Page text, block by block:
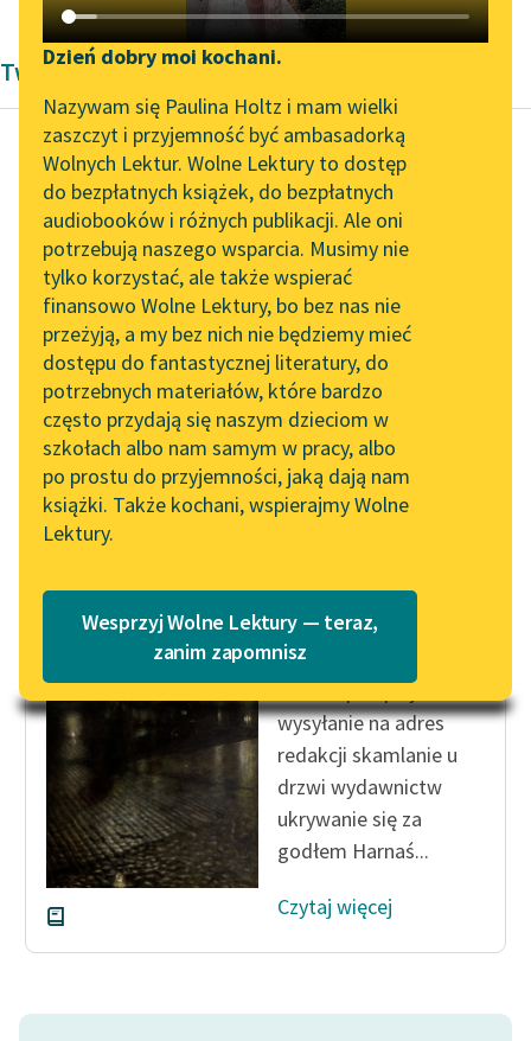
Katalog DAISY
Podkasty o książkach
Zgłoś brak utworu
Aktualności
„Prokurator Alicja Horn”
do słuchania
Byliśmy częścią AI Impact
Lab
Zapraszamy na spotkanie
online z tłumaczkami
literatury skandynawskiej
Spotkanie z Katarzyną
Tunkiel w Oslo
102. lata temu zmarł
Joseph Conrad
Lektury szkolne i klasyka
literatury do słuchania dla
uczennic i uczniów z
niepełnosprawnościami
E-kolekcja lektur
szkolnych i literatury do
słuchania dla uczennic i
uczniów z
niepełnosprawnościami
Feministyczne inspiracje.
feministycznej
Narzędzia
Mapa Wolnych Lektur
Leśmianator
Przewodnik dla piszących i
czytających
API
OAI-PMH
Widget Wolnych Lektur
Przypisy
Katalog w formacie PDF
Dzień dobry moi kochani.
Nazywam się Paulina Holtz i mam wielki
zaszczyt i przyjemność być ambasadorką
Wolnych Lektur. Wolne Lektury to dostęp
do bezpłatnych książek, do bezpłatnych
audiobooków i różnych publikacji. Ale oni
potrzebują naszego wsparcia. Musimy nie
tylko korzystać, ale także wspierać
finansowo Wolne Lektury, bo bez nas nie
przeżyją, a my bez nich nie będziemy mieć
dostępu do fantastycznej literatury, do
potrzebnych materiałów, które bardzo
często przydają się naszym dzieciom w
szkołach albo nam samym w pracy, albo
po prostu do przyjemności, jaką dają nam
książki. Także kochani, wspierajmy Wolne
Lektury.
Wesprzyj Wolne Lektury — teraz,
zanim zapomnisz
Twórczość Karola Maliszewskiego
Karol Maliszewski
Dopisek po latach
Chodzą słuchy, że była
praprawnuczką
Hölderlina
że pisała wiersze, że to
co my
chłopaki z...
Czytaj więcej
Poeta. maszyna
Pisanie przepisywanie
wysyłanie na adres
redakcji skamlanie u
drzwi wydawnictw
ukrywanie się za
godłem Harnaś...
Czytaj więcej